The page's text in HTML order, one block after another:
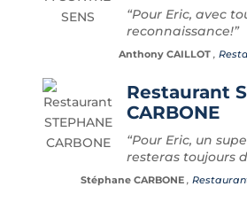
“Pour Eric, avec
reconnaissance!”
Anthony CAILLOT ,
Restaurant
CARBONE
“Pour Eric, un
resteras toujours
Stéphane CARBONE ,